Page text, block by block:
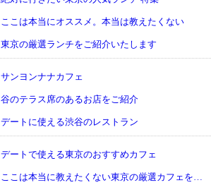
ここは本当にオススメ。本当は教えたくない
東京の厳選ランチをご紹介いたします
サンヨンナナカフェ
谷のテラス席のあるお店をご紹介
デートに使える渋谷のレストラン
デートで使える東京のおすすめカフェ